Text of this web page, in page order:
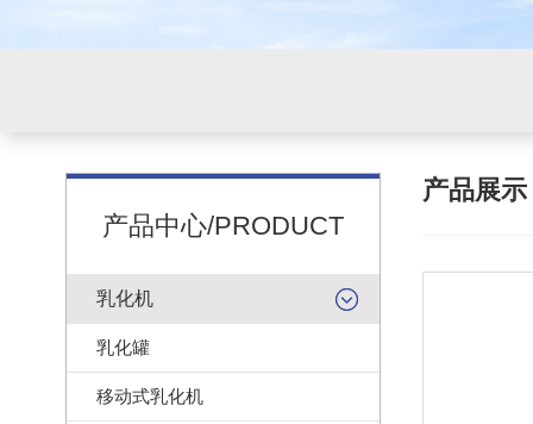
产品中心/PRODUCT
乳化机
乳化罐
移动式乳化机
产品展示